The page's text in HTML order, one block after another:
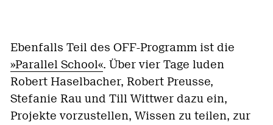
Ebenfalls Teil des OFF-Programm ist die
»Parallel School«. Über vier Tage luden
Robert Haselbacher, Robert Preusse,
Stefanie Rau und Till Wittwer dazu ein,
Projekte vorzustellen, Wissen zu teilen, zur